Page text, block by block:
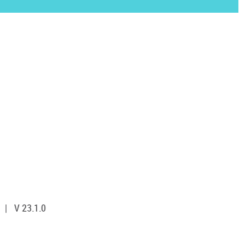
| V 23.1.0